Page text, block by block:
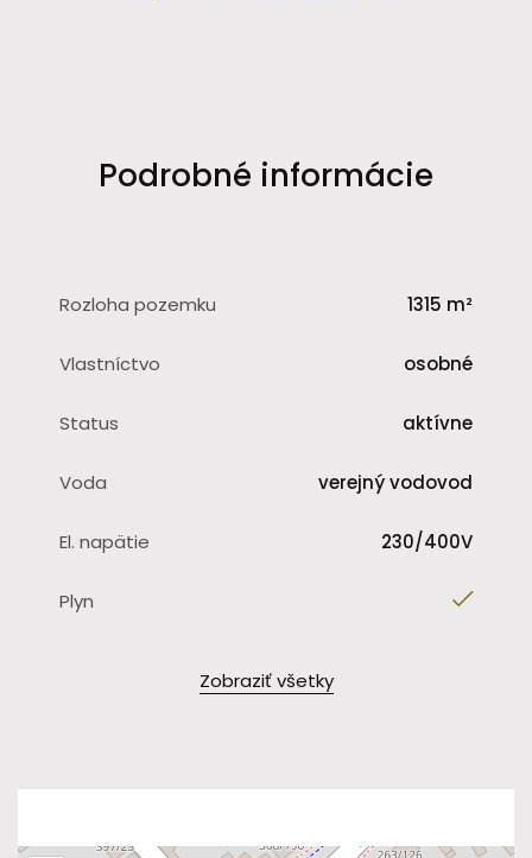
Podrobné informácie
Rozloha pozemku 1315 m²
Vlastníctvo osobné
Status aktívne
Voda verejný vodovod
El. napätie 230/400V
Plyn
Zobraziť všetky